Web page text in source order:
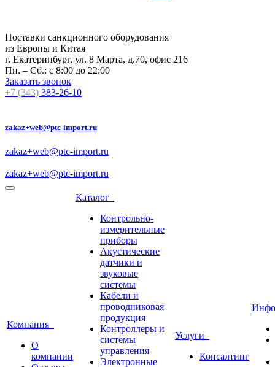
Поставки санкционного оборудования
из Европы и Китая
г. Екатеринбург, ул. 8 Марта, д.70, офис 216
Пн. – Сб.: с 8:00 до 22:00
Заказать звонок
+7 (343) 383-26-10
zakaz+web@ptc-import.ru
zakaz+web@ptc-import.ru
zakaz+web@ptc-import.ru
Компания
О
компании
Каталог
Контрольно-
измерительные
приборы
Акустические
датчики и
звуковые
системы
Кабели и
проводниковая
продукция
Контроллеры и
системы
управления
Электронные
Услуги
Консалтинг